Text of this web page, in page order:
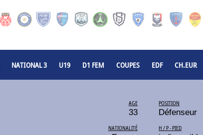
NATIONAL 3 U19 D1 FEM COUPES EDF CH.EUR
AGE
33
NATIONALITÉ
POSITION
Défenseur
H / P - PIED